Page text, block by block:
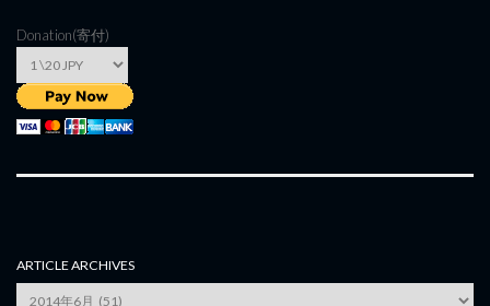
Donation(寄付)
ARTICLE ARCHIVES
Article